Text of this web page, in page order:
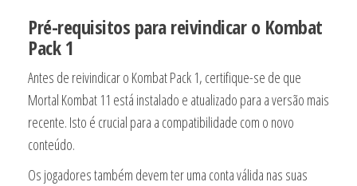
Pré-requisitos para reivindicar o Kombat
Pack 1
Antes de reivindicar o Kombat Pack 1, certifique-se de que
Mortal Kombat 11 está instalado e atualizado para a versão mais
recente. Isto é crucial para a compatibilidade com o novo
conteúdo.
Os jogadores também devem ter uma conta válida nas suas